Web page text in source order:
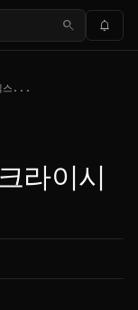
search notifications
스...
라이시